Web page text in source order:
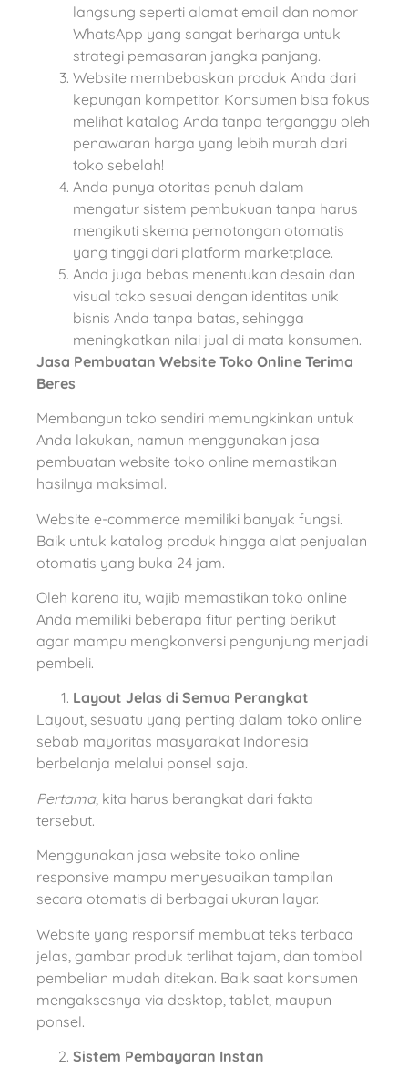
langsung seperti alamat email dan nomor
WhatsApp yang sangat berharga untuk
strategi pemasaran jangka panjang.
Website membebaskan produk Anda dari
kepungan kompetitor. Konsumen bisa fokus
melihat katalog Anda tanpa terganggu oleh
penawaran harga yang lebih murah dari
toko sebelah!
Anda punya otoritas penuh dalam
mengatur sistem pembukuan tanpa harus
mengikuti skema pemotongan otomatis
yang tinggi dari platform marketplace.
Anda juga bebas menentukan desain dan
visual toko sesuai dengan identitas unik
bisnis Anda tanpa batas, sehingga
meningkatkan nilai jual di mata konsumen.
Jasa Pembuatan Website Toko Online Terima
Beres
Membangun toko sendiri memungkinkan untuk
Anda lakukan, namun menggunakan jasa
pembuatan website toko online memastikan
hasilnya maksimal.
Website e-commerce memiliki banyak fungsi.
Baik untuk katalog produk hingga alat penjualan
otomatis yang buka 24 jam.
Oleh karena itu, wajib memastikan toko online
Anda memiliki beberapa fitur penting berikut
agar mampu mengkonversi pengunjung menjadi
pembeli.
Layout Jelas di Semua Perangkat
Layout, sesuatu yang penting dalam toko online
sebab mayoritas masyarakat Indonesia
berbelanja melalui ponsel saja.
Pertama, kita harus berangkat dari fakta
tersebut.
Menggunakan jasa website toko online
responsive mampu menyesuaikan tampilan
secara otomatis di berbagai ukuran layar.
Website yang responsif membuat teks terbaca
jelas, gambar produk terlihat tajam, dan tombol
pembelian mudah ditekan. Baik saat konsumen
mengaksesnya via desktop, tablet, maupun
ponsel.
Sistem Pembayaran Instan